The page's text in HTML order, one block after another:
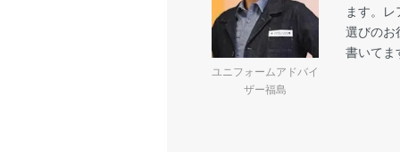
ユニフォームアドバイ
ザー福島
ます。
選びのお
書いてま